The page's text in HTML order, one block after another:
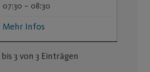
07:30 – 08:30
Mehr Infos
bis 3 von 3 Einträgen